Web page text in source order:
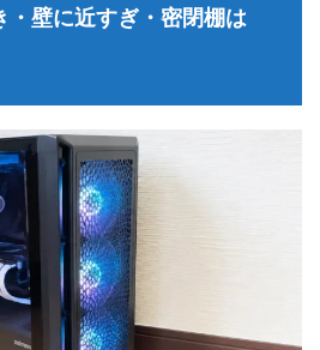
・壁に近すぎ・密閉棚は